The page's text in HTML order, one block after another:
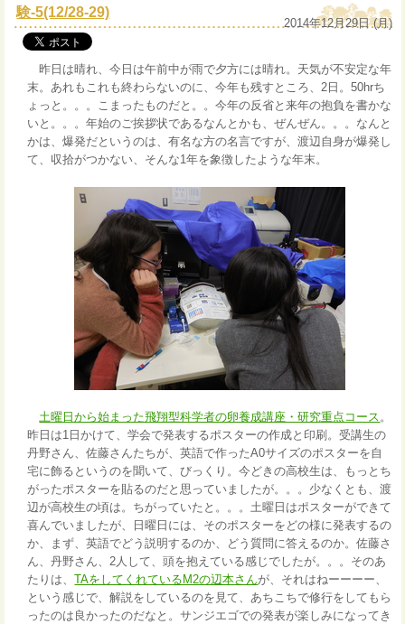
験-5(12/28-29)
2014年12月29日 (月)
昨日は晴れ、今日は午前中が雨で夕方には晴れ。天気が不安定な年
末。あれもこれも終わらないのに、今年も残すところ、2日。50hrち
ょっと。。。こまったものだと。。今年の反省と来年の抱負を書かな
いと。。。年始のご挨拶状であるなんとかも、ぜんぜん。。。なんと
かは、爆発だというのは、有名な方の名言ですが、渡辺自身が爆発し
て、収拾がつかない、そんな1年を象徴したような年末。
土曜日から始まった飛翔型科学者の卵養成講座・研究重点コース。
昨日は1日かけて、学会で発表するポスターの作成と印刷。受講生の
丹野さん、佐藤さんたちが、英語で作ったA0サイズのポスターを自
宅に飾るというのを聞いて、びっくり。今どきの高校生は、もっとち
がったポスターを貼るのだと思っていましたが。。。少なくとも、渡
辺が高校生の頃は。ちがっていたと。。。土曜日はポスターができて
喜んでいましたが、日曜日には、そのポスターをどの様に発表するの
か、まず、英語でどう説明するのか、どう質問に答えるのか。佐藤さ
ん、丹野さん、2人して、頭を抱えている感じでしたが。。。そのあ
たりは、TAをしてくれているM2の辺本さんが、それはねーーーー、
という感じで、解説をしているのを見て、あちこちで修行をしてもら
ったのは良かったのだなと。サンジエゴでの発表が楽しみになってき